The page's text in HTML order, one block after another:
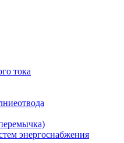
тока
энергоснабжения